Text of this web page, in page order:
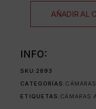
AÑADIR AL
INFO:
SKU: 2893
CATEGORÍAS: CÁMARAS
ETIQUETAS: CÁMARAS